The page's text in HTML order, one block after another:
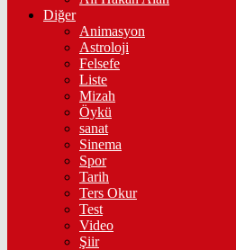
Diğer
Animasyon
Astroloji
Felsefe
Liste
Mizah
Öykü
sanat
Sinema
Spor
Tarih
Ters Okur
Test
Video
Şiir